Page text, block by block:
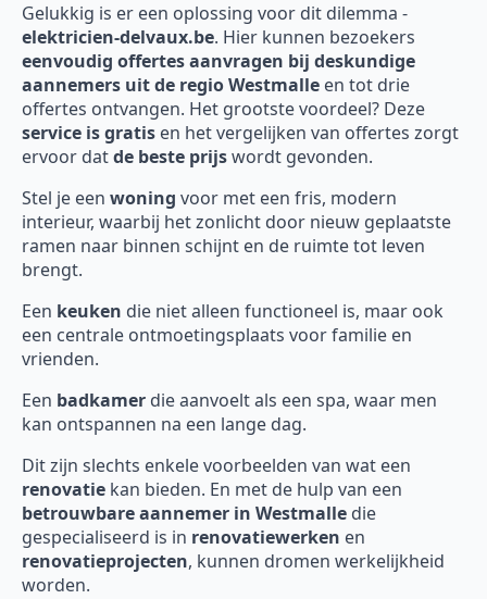
Gelukkig is er een oplossing voor dit dilemma -
elektricien-delvaux.be. Hier kunnen bezoekers
eenvoudig offertes aanvragen bij deskundige
aannemers uit de regio Westmalle en tot drie
offertes ontvangen. Het grootste voordeel? Deze
service is gratis en het vergelijken van offertes zorgt
ervoor datde beste prijswordt gevonden.
Stel je een woning voor met een fris, modern
interieur, waarbij het zonlicht door nieuw geplaatste
ramen naar binnen schijnt en de ruimte tot leven
brengt.
Een keuken die niet alleen functioneel is, maar ook
een centrale ontmoetingsplaats voor familie en
vrienden.
Een badkamer die aanvoelt als een spa, waar men
kan ontspannen na een lange dag.
Dit zijn slechts enkele voorbeelden van wat een
renovatie kan bieden. En met de hulp van een
betrouwbare aannemer in Westmalle die
gespecialiseerd is in renovatiewerken en
renovatieprojecten, kunnen dromen werkelijkheid
worden.